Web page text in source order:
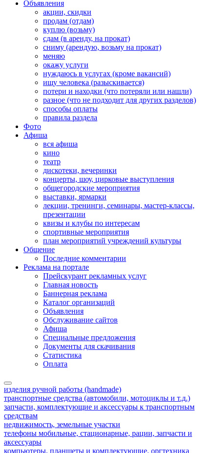
Объявления
акции, скидки
продам (отдам)
куплю (возьму)
сдам (в аренду, на прокат)
сниму (арендую, возьму на прокат)
меняю
окажу услуги
нуждаюсь в услугах (кроме вакансий)
ищу человека (разыскивается)
потери и находки (что потеряли или нашли)
разное (что не подходит для других разделов)
способы оплаты
правила раздела
Фото
Афиша
вся афиша
кино
театр
дискотеки, вечеринки
концерты, шоу, цирковые выступления
общегородские мероприятия
выставки, ярмарки
лекции, тренинги, семинары, мастер-классы,
презентации
квизы и клубы по интересам
спортивные мероприятия
план мероприятий учреждений культуры
Общение
Последние комментарии
Реклама на портале
Прейскурант рекламных услуг
Главная новость
Баннерная реклама
Каталог организаций
Объявления
Обслуживание сайтов
Афиша
Специальные предложения
Документы для скачивания
Статистика
Оплата
изделия ручной работы (handmade)
транспортные средства (автомобили, мотоциклы и т.д.)
запчасти, комплектующие и аксессуары к транспортным
средствам
недвижимость, земельные участки
телефоны мобильные, стационарные, рации, запчасти и
аксессуары
компьютеры, планшеты и комплектующие, оргтехника